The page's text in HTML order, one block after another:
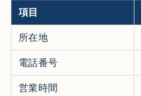
項目
所在地
電話番号
営業時間